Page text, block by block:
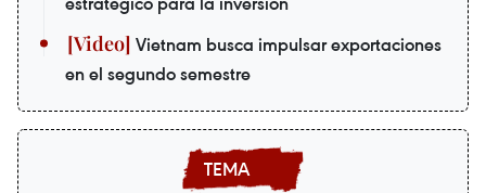
Vietnam busca impulsar exportaciones
en el segundo semestre